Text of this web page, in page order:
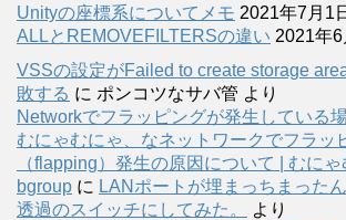
Unityの座標系についてメモ 2021年7月1
ALLとREMOVEFILTERSの違い 2021年6
VSSの設定がFailed to create storage
敗する に ポンコツなサバ管 より
Networkでフラッピングが発生している
むにゃむにゃ、なネットワークでフラッ
（flapping）発生の原因について | むに
bgroup に LANポートが埋まっちまった
透過のスイッチにしてみた。
より